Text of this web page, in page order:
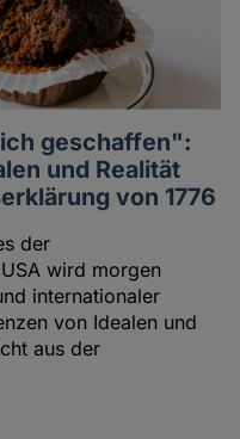
geschaffen":
und Realität
von 1776
der
wird morgen
internationaler
von Idealen und
aus der